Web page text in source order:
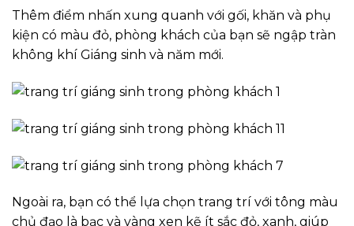
Thêm điểm nhấn xung quanh với gối, khăn và phụ
kiện có màu đỏ, phòng khách của bạn sẽ ngập tràn
không khí Giáng sinh và năm mới.
Ngoài ra, bạn có thể lựa chọn trang trí với tông màu
chủ đạo là bạc và vàng xen kẽ ít sắc đỏ, xanh, giúp